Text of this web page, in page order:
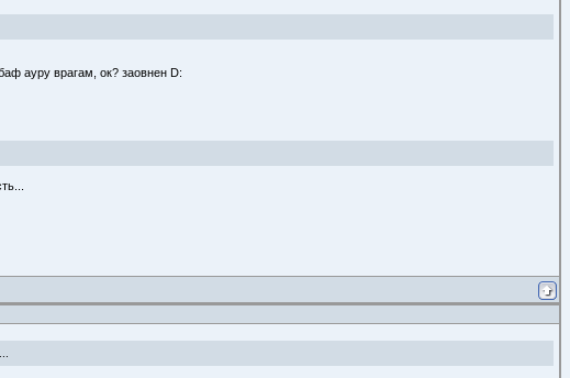
ауру врагам, ок? заовнен D: